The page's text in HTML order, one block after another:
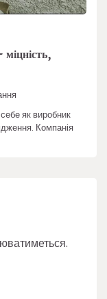
як виробник
Компанія